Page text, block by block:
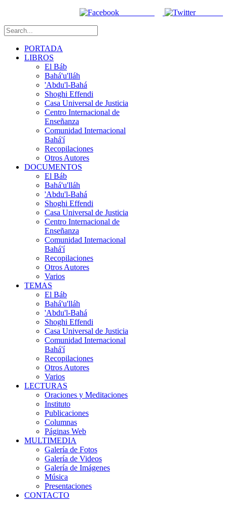
PORTADA
LIBROS
El Báb
Bahá'u'lláh
'Abdu'l-Bahá
Shoghi Effendi
Casa Universal de Justicia
Centro Internacional de
Enseñanza
Comunidad Internacional
Bahá'í
Recopilaciones
Otros Autores
DOCUMENTOS
El Báb
Bahá'u'lláh
'Abdu'l-Bahá
Shoghi Effendi
Casa Universal de Justicia
Centro Internacional de
Enseñanza
Comunidad Internacional
Bahá'í
Recopilaciones
Otros Autores
Varios
TEMAS
El Báb
Bahá'u'lláh
'Abdu'l-Bahá
Shoghi Effendi
Casa Universal de Justicia
Comunidad Internacional
Bahá'í
Recopilaciones
Otros Autores
Varios
LECTURAS
Oraciones y Meditaciones
Instituto
Publicaciones
Columnas
Páginas Web
MULTIMEDIA
Galería de Fotos
Galería de Videos
Galería de Imágenes
Música
Presentaciones
CONTACTO